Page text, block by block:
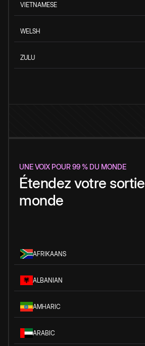
VIETNAMESE
WELSH
ZULU
UNE VOIX POUR 99 % DU MONDE
Étendez votre
monde
AFRIKAANS
ALBANIAN
AMHARIC
ARABIC